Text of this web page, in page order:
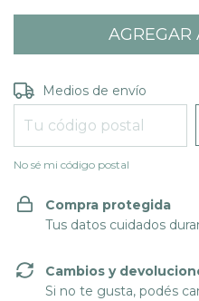
Entregas para el CP:
Medios de envío
No sé mi código postal
Compra protegida
Tus datos cuidados
Cambios y
Si no te gusta, podés